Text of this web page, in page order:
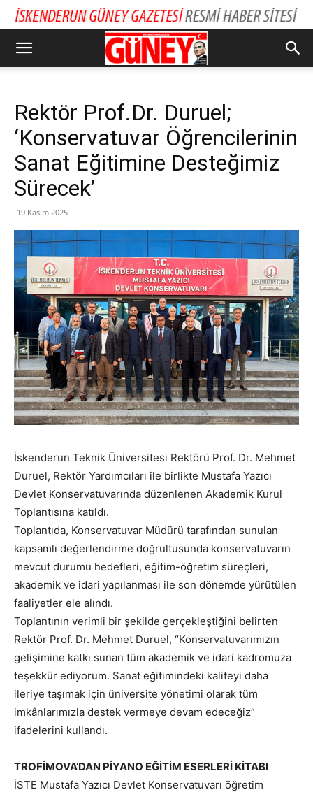
Rektör Prof.Dr. Duruel;
‘Konservatuvar Öğrencilerinin
Sanat Eğitimine Desteğimiz
Sürecek’
19 Kasım 2025
İskenderun Teknik Üniversitesi Rektörü Prof. Dr. Mehmet
Duruel, Rektör Yardımcıları ile birlikte Mustafa Yazıcı
Devlet Konservatuvarında düzenlenen Akademik Kurul
Toplantısına katıldı.
Toplantıda, Konservatuvar Müdürü tarafından sunulan
kapsamlı değerlendirme doğrultusunda konservatuvarın
mevcut durumu hedefleri, eğitim-öğretim süreçleri,
akademik ve idari yapılanması ile son dönemde yürütülen
faaliyetler ele alındı.
Toplantının verimli bir şekilde gerçekleştiğini belirten
Rektör Prof. Dr. Mehmet Duruel, “Konservatuvarımızın
gelişimine katkı sunan tüm akademik ve idari kadromuza
teşekkür ediyorum. Sanat eğitimindeki kaliteyi daha
ileriye taşımak için üniversite yönetimi olarak tüm
imkânlarımızla destek vermeye devam edeceğiz”
ifadelerini kullandı.
TROFİMOVA’DAN PİYANO EĞİTİM ESERLERİ KİTABI
İSTE Mustafa Yazıcı Devlet Konservatuvarı öğretim